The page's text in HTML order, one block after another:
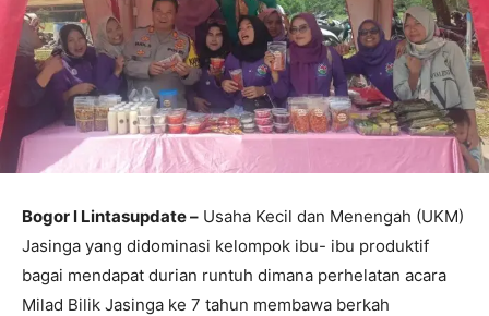
Bogor l Lintasupdate – Usaha Kecil dan Menengah (UKM)
Jasinga yang didominasi kelompok ibu- ibu produktif
bagai mendapat durian runtuh dimana perhelatan acara
Milad Bilik Jasinga ke 7 tahun membawa berkah